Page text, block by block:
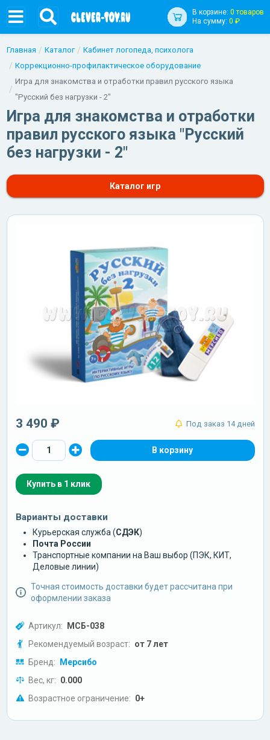
В корзине: 0 товаров
На сумму: 0 ₽
Главная Каталог
Кабинет логопеда, психолога
Коррекционно-профилактическое оборудование
Игра для знакомства и отработки правил русского языка
"Русский без нагрузки - 2"
Игра для знакомства и отработки
правил русского языка "Русский
без нагрузки - 2"
Каталог игр
3 490 ₽ Под заказ 14 дней
Купить в 1 клик
Варианты доставки
Курьерская служба (СДЭК)
Почта России
Транспортные компании на Ваш выбор (ПЭК, КИТ,
Деловые линии)
Точная стоимость доставки будет рассчитана при
оформлении заказа
Артикул: МСБ-038
Рекомендуемый возраст: от 7 лет
Бренд: Мерсибо
Вес, кг: 0.000
Возрастное ограничение: 0+